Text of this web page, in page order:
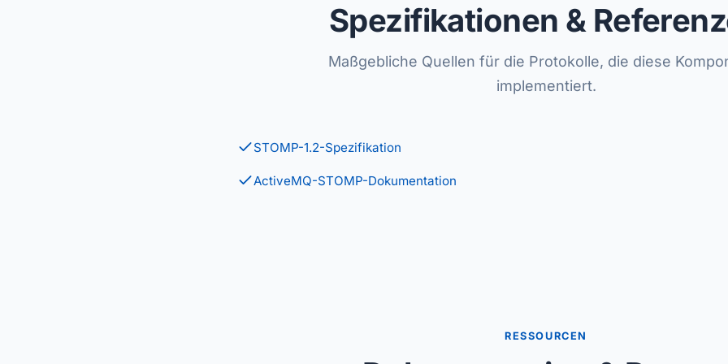
Spezifikationen &
Maßgebliche Quellen für die Protokolle, die diese
implementiert.
STOMP-1.2-Spezifikation
ActiveMQ-STOMP-Dokumentation
RESSOURCEN